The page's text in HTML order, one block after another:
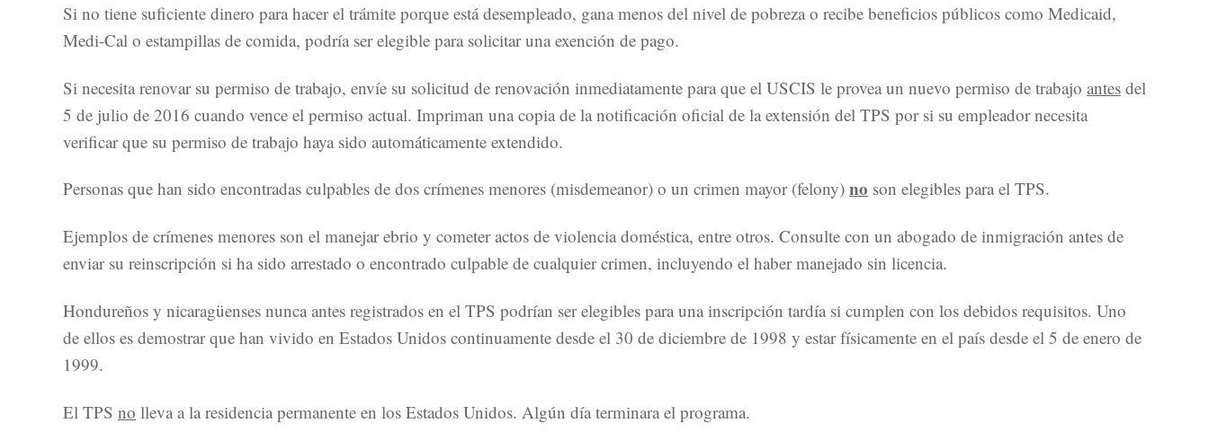
Si no tiene suficiente dinero para hacer el trámite porque está desempleado, gana menos del nivel de pobreza o recibe beneficios públicos como Medicaid,
Medi-Cal o estampillas de comida, podría ser elegible para solicitar una exención de pago.
Si necesita renovar su permiso de trabajo, envíe su solicitud de renovación inmediatamente para que el USCIS le provea un nuevo permiso de trabajo antes del
5 de julio de 2016 cuando vence el permiso actual. Impriman una copia de la notificación oficial de la extensión del TPS por si su empleador necesita
verificar que su permiso de trabajo haya sido automáticamente extendido.
Personas que han sido encontradas culpables de dos crímenes menores (misdemeanor) o un crimen mayor (felony) no son elegibles para el TPS.
Ejemplos de crímenes menores son el manejar ebrio y cometer actos de violencia doméstica, entre otros. Consulte con un abogado de inmigración antes de
enviar su reinscripción si ha sido arrestado o encontrado culpable de cualquier crimen, incluyendo el haber manejado sin licencia.
Hondureños y nicaragüenses nunca antes registrados en el TPS podrían ser elegibles para una inscripción tardía si cumplen con los debidos requisitos. Uno
de ellos es demostrar que han vivido en Estados Unidos continuamente desde el 30 de diciembre de 1998 y estar físicamente en el país desde el 5 de enero de
1999.
El TPS no lleva a la residencia permanente en los Estados Unidos. Algún día terminara el programa.